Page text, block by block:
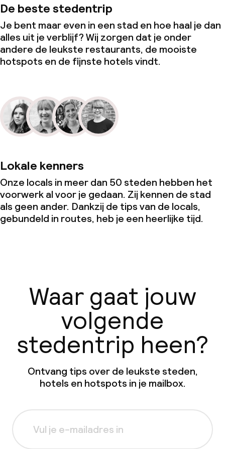
De beste stedentrip
Je bent maar even in een stad en hoe haal je dan
alles uit je verblijf? Wij zorgen dat je onder
andere de leukste restaurants, de mooiste
hotspots en de fijnste hotels vindt.
Lokale kenners
Onze locals in meer dan 50 steden hebben het
voorwerk al voor je gedaan. Zij kennen de stad
als geen ander. Dankzij de tips van de locals,
gebundeld in routes, heb je een heerlijke tijd.
Waar gaat jouw
volgende
stedentrip heen?
Ontvang tips over de leukste steden,
hotels en hotspots in je mailbox.